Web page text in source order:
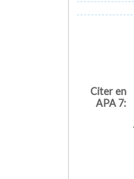
Citer en
APA 7: